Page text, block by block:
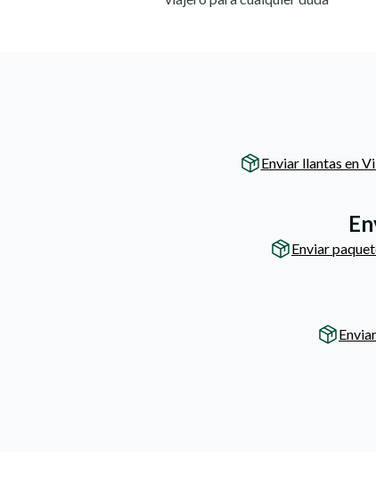
Enviar llantas en
Enviar